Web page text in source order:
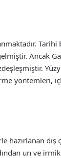
Tarihi
Ancak
yöntemleri,
dış
un ve